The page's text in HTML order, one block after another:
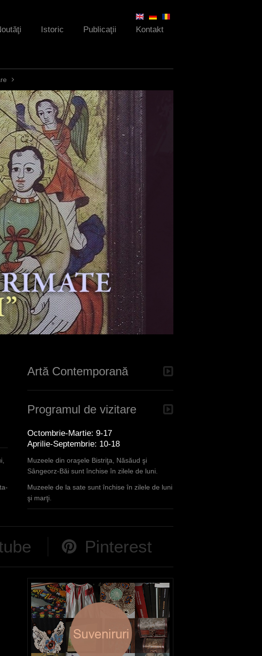
Istoric Publicaţii Kontakt
Artă Contemporană
Programul de vizitare
Octombrie-Martie: 9-17
Aprilie-Septembrie: 10-18
Muzeele din oraşele Bistriţa, Năsăud şi
Sângeorz-Băi sunt închise în zilele de luni.
Muzeele de la sate sunt închise în zilele de luni
şi marţi.
Pinterest